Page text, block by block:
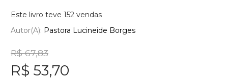
Este livro teve 152 vendas
Autor(a): Pastora Lucineide Borges
R$ 67,83
R$ 53,70